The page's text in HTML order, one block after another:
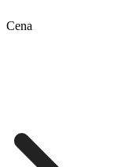
Cena